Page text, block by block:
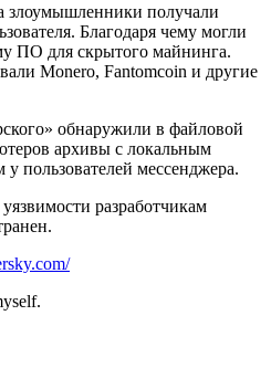
злоумышленники получали
Благодаря чему могли
ПО для скрытого майнинга.
Monero, Fantomcoin и другие
обнаружили в файловой
архивы с локальным
пользователей мессенджера.
разработчикам